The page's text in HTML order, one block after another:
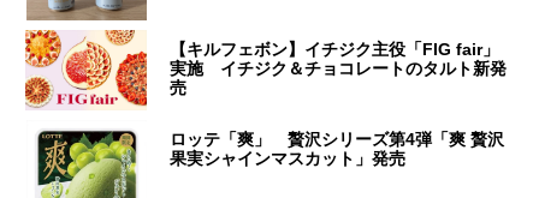
【キルフェボン】イチジク主役「FIG fair」
実施 イチジク＆チョコレートのタルト新発
売
ロッテ「爽」 贅沢シリーズ第4弾「爽 贅沢
果実シャインマスカット」発売